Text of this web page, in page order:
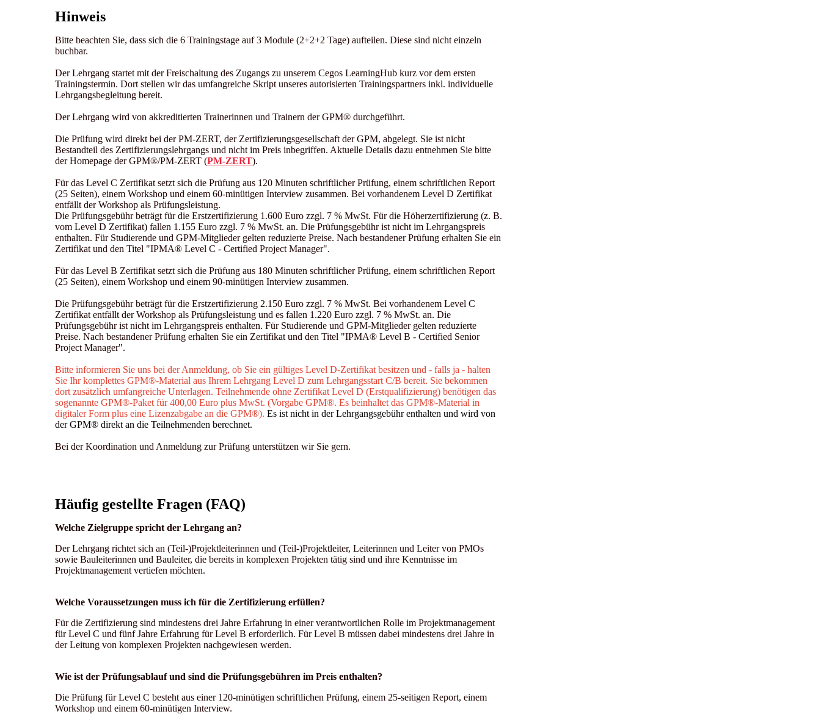
Hinweis
Bitte beachten Sie, dass sich die 6 Trainingstage auf 3 Module (2+2+2 Tage) aufteilen. Diese sind nicht einzeln
buchbar.
Der Lehrgang startet mit der Freischaltung des Zugangs zu unserem Cegos LearningHub kurz vor dem ersten
Trainingstermin. Dort stellen wir das umfangreiche Skript unseres autorisierten Trainingspartners inkl. individuelle
Lehrgangsbegleitung bereit.
Der Lehrgang wird von akkreditierten Trainerinnen und Trainern der GPM® durchgeführt.
Die Prüfung wird direkt bei der PM-ZERT, der Zertifizierungsgesellschaft der GPM, abgelegt. Sie ist nicht
Bestandteil des Zertifizierungslehrgangs und nicht im Preis inbegriffen. Aktuelle Details dazu entnehmen Sie bitte
der Homepage der GPM®/PM-ZERT (PM-ZERT).
Für das Level C Zertifikat setzt sich die Prüfung aus 120 Minuten schriftlicher Prüfung, einem schriftlichen Report
(25 Seiten), einem Workshop und einem 60-minütigen Interview zusammen. Bei vorhandenem Level D Zertifikat
entfällt der Workshop als Prüfungsleistung.
Die Prüfungsgebühr beträgt für die Erstzertifizierung 1.600 Euro zzgl. 7 % MwSt. Für die Höherzertifizierung (z. B.
vom Level D Zertifikat) fallen 1.155 Euro zzgl. 7 % MwSt. an. Die Prüfungsgebühr ist nicht im Lehrgangspreis
enthalten. Für Studierende und GPM-Mitglieder gelten reduzierte Preise. Nach bestandener Prüfung erhalten Sie ein
Zertifikat und den Titel "IPMA® Level C - Certified Project Manager".
Für das Level B Zertifikat setzt sich die Prüfung aus 180 Minuten schriftlicher Prüfung, einem schriftlichen Report
(25 Seiten), einem Workshop und einem 90-minütigen Interview zusammen.
Die Prüfungsgebühr beträgt für die Erstzertifizierung 2.150 Euro zzgl. 7 % MwSt. Bei vorhandenem Level C
Zertifikat entfällt der Workshop als Prüfungsleistung und es fallen 1.220 Euro zzgl. 7 % MwSt. an. Die
Prüfungsgebühr ist nicht im Lehrgangspreis enthalten. Für Studierende und GPM-Mitglieder gelten reduzierte
Preise. Nach bestandener Prüfung erhalten Sie ein Zertifikat und den Titel "IPMA® Level B - Certified Senior
Project Manager".
Bitte informieren Sie uns bei der Anmeldung, ob Sie ein gültiges Level D-Zertifikat besitzen und - falls ja - halten
Sie Ihr komplettes GPM®-Material aus Ihrem Lehrgang Level D zum Lehrgangsstart C/B bereit. Sie bekommen
dort zusätzlich umfangreiche Unterlagen. Teilnehmende ohne Zertifikat Level D (Erstqualifizierung) benötigen das
sogenannte GPM®-Paket für 400,00 Euro plus MwSt. (Vorgabe GPM®. Es beinhaltet das GPM®-Material in
digitaler Form plus eine Lizenzabgabe an die GPM®). Es ist nicht in der Lehrgangsgebühr enthalten und wird von
der GPM® direkt an die Teilnehmenden berechnet.
Bei der Koordination und Anmeldung zur Prüfung unterstützen wir Sie gern.
Häufig gestellte Fragen (FAQ)
Welche Zielgruppe spricht der Lehrgang an?
Der Lehrgang richtet sich an (Teil-)Projektleiterinnen und (Teil-)Projektleiter, Leiterinnen und Leiter von PMOs
sowie Bauleiterinnen und Bauleiter, die bereits in komplexen Projekten tätig sind und ihre Kenntnisse im
Projektmanagement vertiefen möchten.
Welche Voraussetzungen muss ich für die Zertifizierung erfüllen?
Für die Zertifizierung sind mindestens drei Jahre Erfahrung in einer verantwortlichen Rolle im Projektmanagement
für Level C und fünf Jahre Erfahrung für Level B erforderlich. Für Level B müssen dabei mindestens drei Jahre in
der Leitung von komplexen Projekten nachgewiesen werden.
Wie ist der Prüfungsablauf und sind die Prüfungsgebühren im Preis enthalten?
Die Prüfung für Level C besteht aus einer 120-minütigen schriftlichen Prüfung, einem 25-seitigen Report, einem
Workshop und einem 60-minütigen Interview.